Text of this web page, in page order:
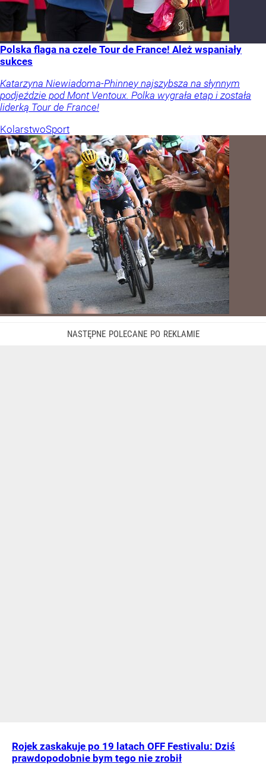
Polska flaga na czele Tour de France! Ależ wspaniały
sukces
Katarzyna Niewiadoma-Phinney najszybsza na słynnym
podjeździe pod Mont Ventoux. Polka wygrała etap i została
liderką Tour de France!
KolarstwoSport
Rojek zaskakuje po 19 latach OFF Festivalu: Dziś
prawdopodobnie bym tego nie zrobił